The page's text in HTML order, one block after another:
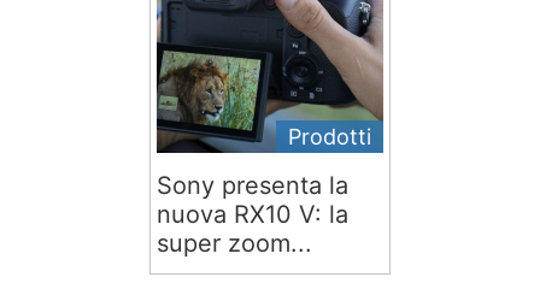
Prodotti
Sony presenta la
nuova RX10 V: la
super zoom...